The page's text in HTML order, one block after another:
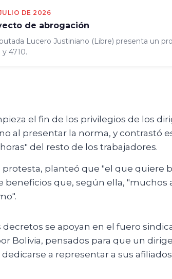
DE 2026
de abrogación
Lucero Justiniano (Libre) presenta un
4710.
el fin de los privilegios de los
al presentar la norma, y contrastó
horas" del resto de los trabajadores.
protesta, planteó que "el que quiere
beneficios que, según ella, "muchos
decretos se apoyan en el fuero
Bolivia, pensados para que un
a representar a sus